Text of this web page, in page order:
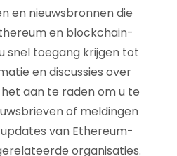
en nieuwsbronnen die
en blockchain-
snel toegang krijgen tot
en discussies over
aan te raden om u te
of meldingen
van Ethereum-
organisaties.